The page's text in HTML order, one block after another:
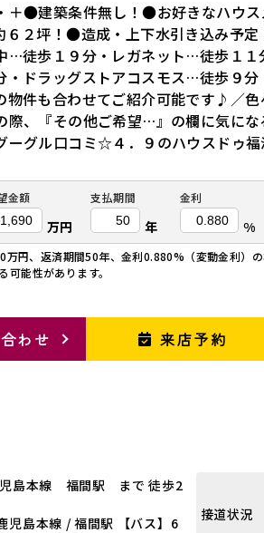
＋●建築条件無し！●お好きなハウ
６２坪！●造成・上下水引き込み予
…徒歩１９分・レガネット…徒歩１
ドラッグストアコスモス…徒歩９
件も合わせてご紹介可能です♪／
、『その他ご希望…』の欄に気にな
ーグル口コミ☆４．９のハウスドゥ
金額
万円
支払期間
年
金利
%
円、返済期間50年、金利0.880%（変動金利）
能性があります。
わせ 来店予約
島本線 福間駅 まで 徒歩2
児島本線 / 福間駅 【バス】6
接道状況